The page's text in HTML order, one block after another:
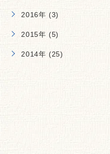
2016年 (3)
2015年 (5)
2014年 (25)